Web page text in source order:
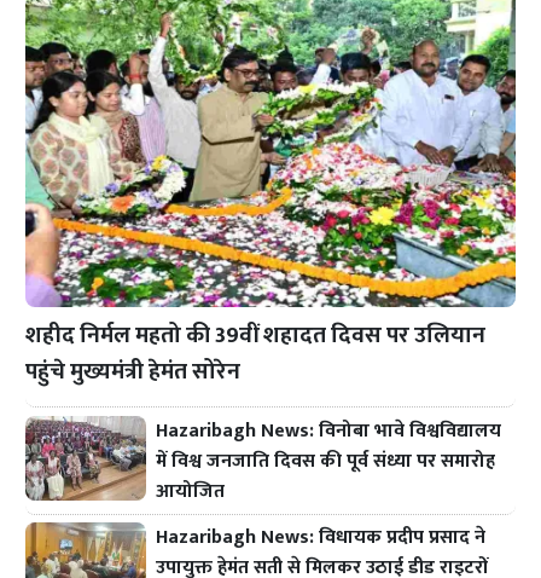
शहीद निर्मल महतो की 39वीं शहादत दिवस पर उलियान
पहुंचे मुख्यमंत्री हेमंत सोरेन
Hazaribagh News: विनोबा भावे विश्वविद्यालय
में विश्व जनजाति दिवस की पूर्व संध्या पर समारोह
आयोजित
Hazaribagh News: विधायक प्रदीप प्रसाद ने
उपायुक्त हेमंत सती से मिलकर उठाई डीड राइटरों